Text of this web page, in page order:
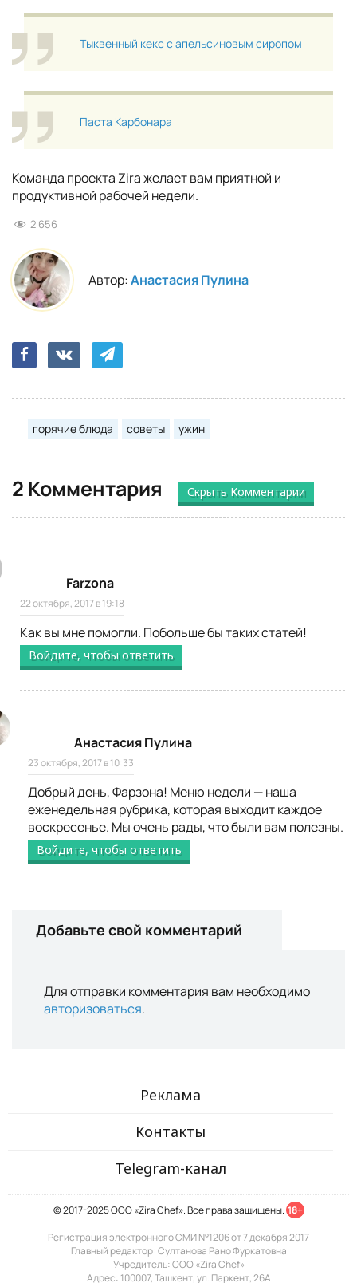
Тыквенный кекс с апельсиновым сиропом
Паста Карбонара
Команда проекта Zira желает вам приятной и
продуктивной рабочей недели.
2 656
Автор:Анастасия Пулина
горячие блюда советы ужин
2 Комментария Скрыть Комментарии
Farzona
22 октября, 2017 в 19:18
Как вы мне помогли. Побольше бы таких статей!
Войдите, чтобы ответить
Анастасия Пулина
23 октября, 2017 в 10:33
Добрый день, Фарзона! Меню недели — наша
еженедельная рубрика, которая выходит каждое
воскресенье. Мы очень рады, что были вам полезны.
Войдите, чтобы ответить
Добавьте свой комментарий
Для отправки комментария вам необходимо
авторизоваться.
Реклама
Контакты
Telegram-канал
© 2017-2025 ООО «Zira Chef». Все права защищены. 18+
Регистрация электронного СМИ №1206 от 7 декабря 2017
Главный редактор: Султанова Рано Фуркатовна
Учредитель: ООО «Zira Chef»
Адрес: 100007, Ташкент, ул. Паркент, 26А